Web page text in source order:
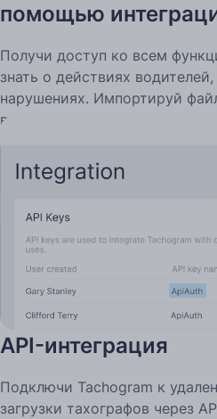
помощью
Получи доступ ко всем
знать о действиях
нарушениях. Импортируй
водителя с помощью
API-интеграция
Подключи Tachogram к
загрузки тахографов через